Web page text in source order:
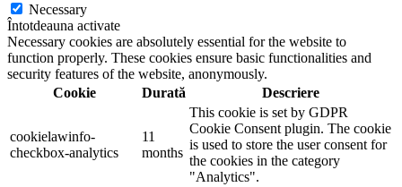
Necessary
Întotdeauna activate
Necessary cookies are absolutely essential for the website to
function properly. These cookies ensure basic functionalities and
security features of the website, anonymously.
Cookie
Durată Descriere
cookielawinfo-
checkbox-analytics
11
months
This cookie is set by GDPR
Cookie Consent plugin. The cookie
is used to store the user consent for
the cookies in the category
"Analytics".